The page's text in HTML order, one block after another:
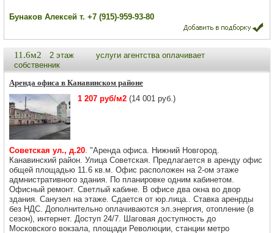
Бунаков Алексей т. +7 (915)-959-93-80
11.6м2 2 этаж
услуги агентства оплачивает
собственник
Аренда офиса в Канавинском районе
1 207 руб/м2 (14 001 руб.)
Советская ул., д.20. "Аренда офиса. Нижний Новгород.
Канавинский район. Улица Советская. Предлагается в аренду офис
общей площадью 11.6 кв.м. Офис расположен на 2-ом этаже
адмнистративного здания. По планировке одним кабинетом.
Офисный ремонт. Светлый кабине. В офисе два окна во двор
здания. Санузел на этаже. Сдается от юр.лица.. Ставка аренрды
без НДС. Дополнительно оплачиваются эл.энергия, отопление (в
сезон), интернет. Доступ 24/7. Шаговая доступность до
Московского вокзала, площади Революции, станции метро